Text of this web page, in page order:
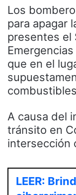
Los
para apagar
presentes el
que en el
A causa del
tránsito en
intersección
LEER: